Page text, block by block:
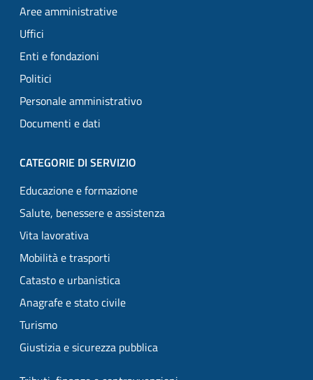
Aree amministrative
Uffici
Enti e fondazioni
Politici
Personale amministrativo
Documenti e dati
CATEGORIE DI SERVIZIO
Educazione e formazione
Salute, benessere e assistenza
Vita lavorativa
Mobilità e trasporti
Catasto e urbanistica
Anagrafe e stato civile
Turismo
Giustizia e sicurezza pubblica